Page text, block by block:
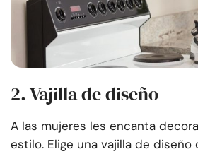
2. Vajilla de diseño
A las mujeres les encanta
estilo. Elige una vajilla de diseño